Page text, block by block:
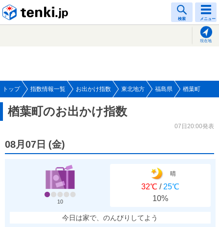
検索 メニュー
現在地
トップ 指数情報一覧 お出かけ指数 東北地方 福島県 楢葉町
楢葉町のお出かけ指数
07日20:00発表
08月07日 (金)
10
晴
32℃ / 25℃
10%
今日は家で、のんびりしてよう